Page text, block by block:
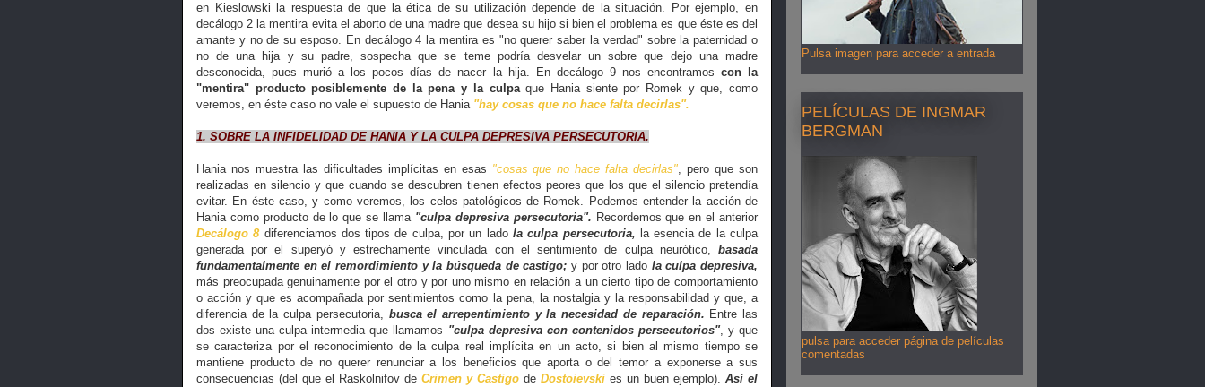
en Kieslowski la respuesta de que la ética de su utilización depende de la situación. Por ejemplo, en
decálogo 2 la mentira evita el aborto de una madre que desea su hijo si bien el problema es que éste es del
amante y no de su esposo. En decálogo 4 la mentira es "no querer saber la verdad" sobre la paternidad o
no de una hija y su padre, sospecha que se teme podría desvelar un sobre que dejo una madre
desconocida, pues murió a los pocos días de nacer la hija. En decálogo 9 nos encontramos con la
"mentira" producto posiblemente de la pena y la culpaque Hania siente por Romek y que, como
veremos, en éste caso no vale el supuesto de Hania "hay cosas que no hace falta decirlas".
1. SOBRE LA INFIDELIDAD DE HANIA Y LA CULPA DEPRESIVA PERSECUTORIA.
Hania nos muestra las dificultades implícitas en esas "cosas que no hace falta decirlas", pero que son
realizadas en silencio y que cuando se descubren tienen efectos peores que los que el silencio pretendía
evitar. En éste caso, y como veremos, los celos patológicos de Romek. Podemos entender la acción de
Hania como producto de lo que se llama "culpa depresiva persecutoria". Recordemos que en el anterior
Decálogo 8diferenciamos dos tipos de culpa, por un lado la culpa persecutoria, la esencia de la culpa
generada por el superyó y estrechamente vinculada con el sentimiento de culpa neurótico, basada
fundamentalmente en el remordimiento y la búsqueda de castigo; y por otro lado la culpa depresiva,
más preocupada genuinamente por el otro y por uno mismo en relación a un cierto tipo de comportamiento
o acción y que es acompañada por sentimientos como la pena, la nostalgia y la responsabilidad y que, a
diferencia de la culpa persecutoria, busca el arrepentimiento y la necesidad de reparación. Entre las
dos existe una culpa intermedia que llamamos "culpa depresiva con contenidos persecutorios", y que
se caracteriza por el reconocimiento de la culpa real implícita en un acto, si bien al mismo tiempo se
mantiene producto de no querer renunciar a los beneficios que aporta o del temor a exponerse a sus
consecuencias (del que el Raskolnifov de Crimen y Castigo de Dostoievski es un buen ejemplo). Así el
Pulsa imagen para acceder a entrada
PELÍCULAS DE INGMAR
BERGMAN
pulsa para acceder página de películas
comentadas